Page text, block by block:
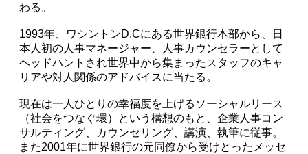
わる。
1993年、ワシントンD.Cにある世界銀行本部から、日
本人初の人事マネージャー、人事カウンセラーとして
ヘッドハントされ世界中から集まったスタッフのキャ
リアや対人関係のアドバイスに当たる。
現在は一人ひとりの幸福度を上げるソーシャルリース
（社会をつなぐ環）という構想のもと、企業人事コン
サルティング、カウンセリング、講演、執筆に従事。
また2001年に世界銀行の元同僚から受けとったメッセ